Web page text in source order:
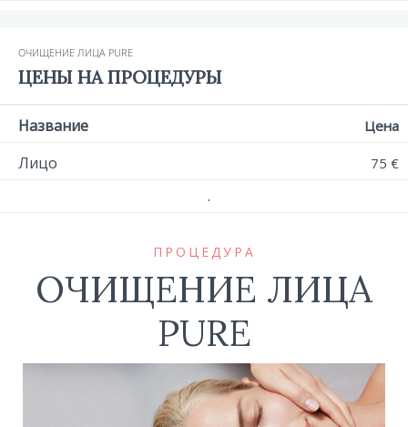
ПРОЦЕДУРА
ОЧИЩЕНИЕ ЛИЦА
PURE
ОЧИЩЕНИЕ ЛИЦА PURE
ЦЕНЫ НА ПРОЦЕДУРЫ
Название Цена
Лицо 75 €
.